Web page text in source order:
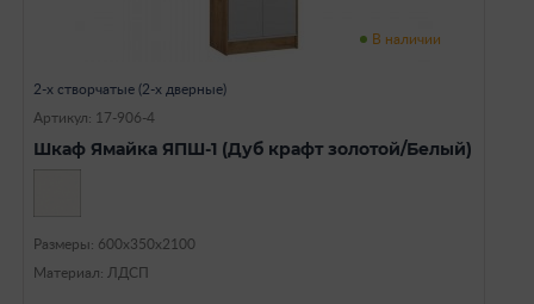
В наличии
2-х створчатые (2-х дверные)
Артикул: 17-906-4
Шкаф Ямайка ЯПШ-1 (Дуб крафт золотой/Белый)
Размеры: 600х350х2100
Материал: ЛДСП